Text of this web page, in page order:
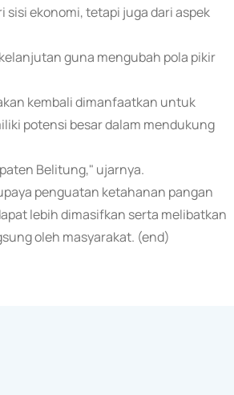
ekonomi, tetapi juga dari aspek
guna mengubah pola pikir
kembali dimanfaatkan untuk
potensi besar dalam mendukung
Belitung," ujarnya.
penguatan ketahanan pangan
lebih dimasifkan serta melibatkan
oleh masyarakat. (end)